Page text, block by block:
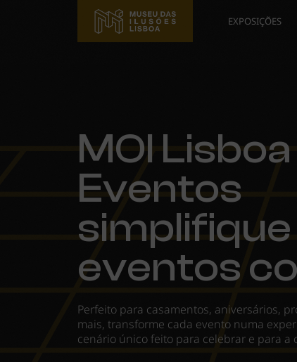
EXPOSIÇÕES
MOI Lisboa
Eventos
eventos
Perfeito para casamentos, aniversários,
mais, transforme cada evento numa
cenário único feito para celebrar e para a